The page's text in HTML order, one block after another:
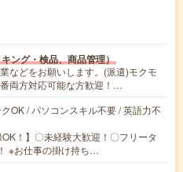
ング・検品、商品管理）
などをお願いします。(派遣)モクモ
両方対応可能な方歓迎！…
OK / パソコンスキル不要 / 英語力不
OK！】〇未経験大歓迎！〇フリータ
※お仕事の掛け持ち…